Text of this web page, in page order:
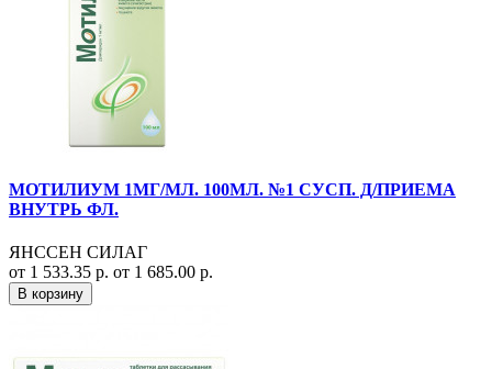
МОТИЛИУМ 1МГ/МЛ. 100МЛ. №1 СУСП. Д/ПРИЕМА
ВНУТРЬ ФЛ.
ЯНССЕН СИЛАГ
от 1 533.35 р. от 1 685.00 р.
В корзину